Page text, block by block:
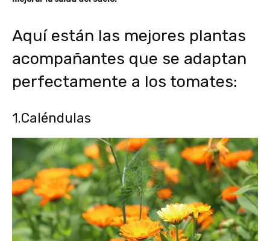
Aquí están las mejores plantas
acompañantes que se adaptan
perfectamente a los tomates:
1.Caléndulas